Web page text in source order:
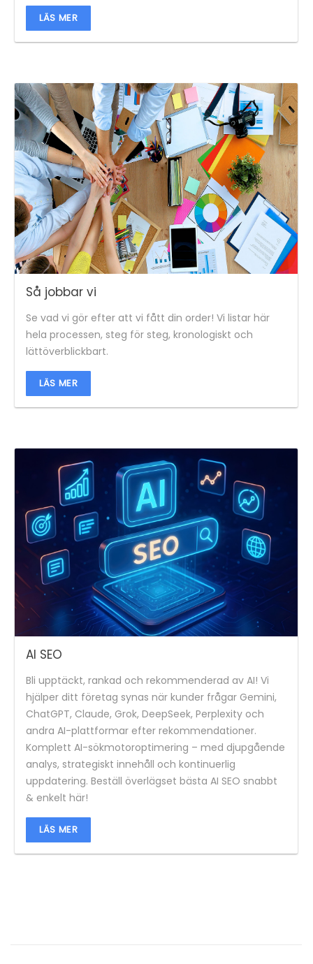
LÄS MER
Så jobbar vi
Se vad vi gör efter att vi fått din order! Vi listar här
hela processen, steg för steg, kronologiskt och
lättöverblickbart.
LÄS MER
AI SEO
Bli upptäckt, rankad och rekommenderad av AI! Vi
hjälper ditt företag synas när kunder frågar Gemini,
ChatGPT, Claude, Grok, DeepSeek, Perplexity och
andra AI-plattformar efter rekommendationer.
Komplett AI-sökmotoroptimering – med djupgående
analys, strategiskt innehåll och kontinuerlig
uppdatering. Beställ överlägset bästa AI SEO snabbt
& enkelt här!
LÄS MER